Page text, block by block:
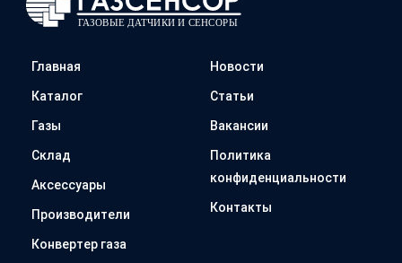
Главная
Каталог
Газы
Склад
Аксессуары
Производители
Конвертер газа
Новости
Статьи
Вакансии
Политика
конфиденциальности
Контакты